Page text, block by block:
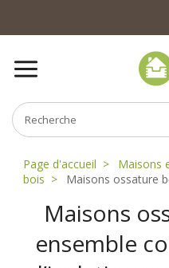
Page d'accueil Maisons
bois
Maisons ossature
Maisons
ensemble